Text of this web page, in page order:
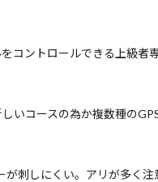
ントロールできる上級者
いコースの為か複数種の
刺しにくい。アリが多く注